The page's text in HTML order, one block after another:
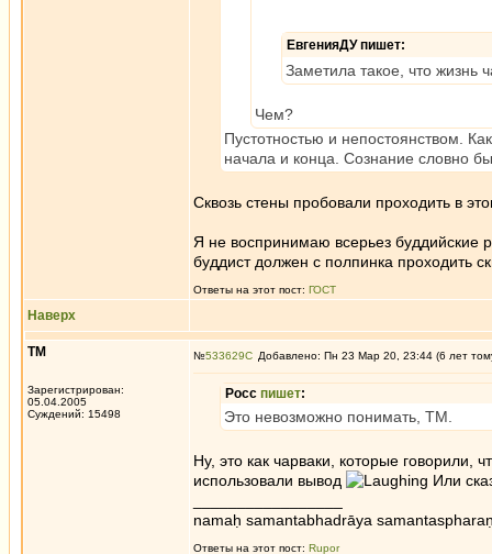
ЕвгенияДУ пишет:
Заметила такое, что жизнь
Чем?
Пустотностью и непостоянством.
начала и конца. Сознание словно
Сквозь стены пробовали проходить в
Я не воспринимаю всерьез буддийские
буддист должен с полпинка проходить
Ответы на этот пост: ГОСТ
Наверх
ТМ
Зарегистрирован:
05.04.2005
Суждений: 15498
№533629 Добавлено: Пн 23 Мар 20, 23:44 (6 лет
Росс пишет:
Это невозможно понимать, ТМ.
Ну, это как чарваки, которые говорили,
использовали вывод
Или
namaḥ samantabhadrāya
Ответы на этот пост: Rupor